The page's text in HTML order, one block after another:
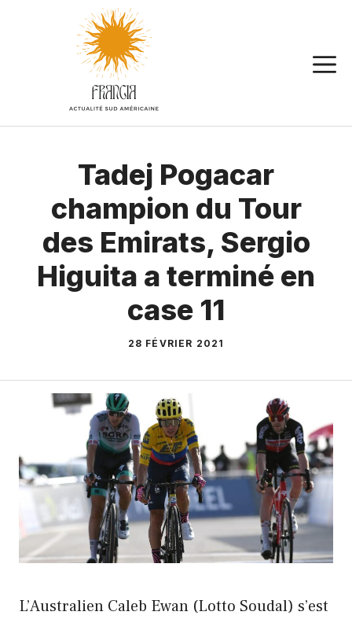
Tadej Pogacar
champion du Tour
des Emirats, Sergio
Higuita a terminé en
case 11
28 FÉVRIER 2021
L’Australien Caleb Ewan (Lotto Soudal) s’est